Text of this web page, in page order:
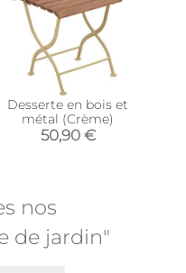
Desserte en bois et
métal (Crème)
50,90 €
nos
de jardin"